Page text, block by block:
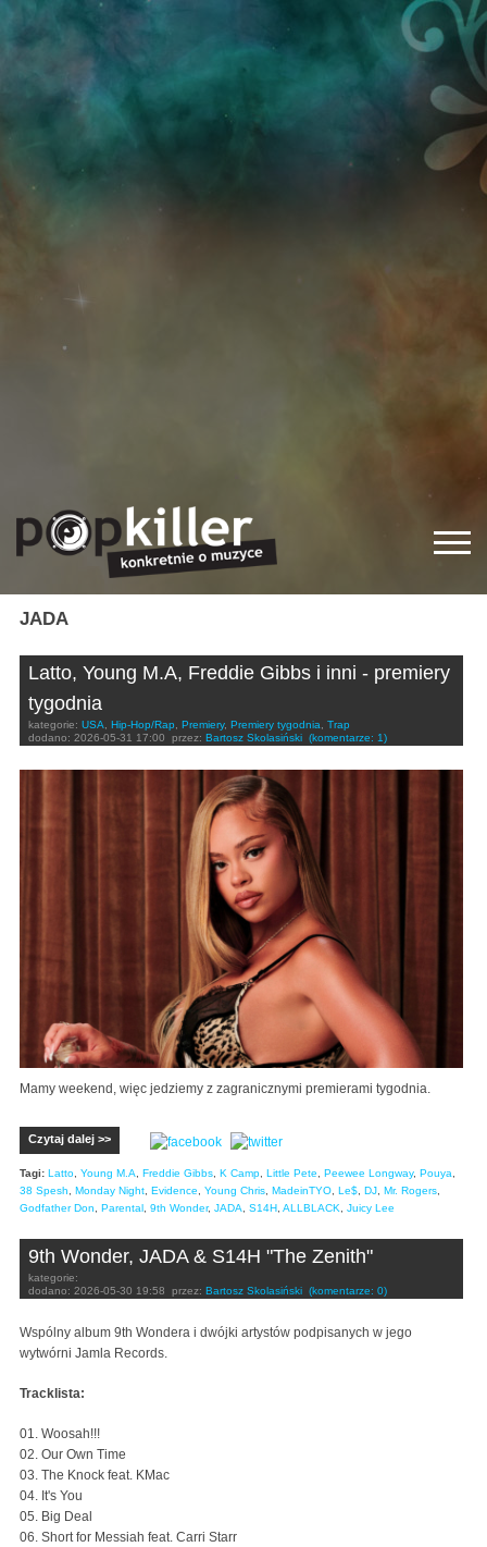
JADA
Latto, Young M.A, Freddie Gibbs i inni - premiery
tygodnia
kategorie: USA, Hip-Hop/Rap, Premiery, Premiery tygodnia, Trap
dodano: 2026-05-31 17:00 przez: Bartosz Skolasiński (komentarze: 1)
Mamy weekend, więc jedziemy z zagranicznymi premierami tygodnia.
Czytaj dalej >>
Tagi: Latto Young M.A Freddie Gibbs K Camp Little Pete Peewee Longway, Pouya
38 Spesh
Monday Night Evidence Young Chris MadeinTYO Le$ DJ Mr. Rogers
Godfather Don
Parental 9th Wonder, JADA S14H ALLBLACK Juicy Lee
9th Wonder, JADA & S14H "The Zenith"
kategorie:
dodano: 2026-05-30 19:58 przez: Bartosz Skolasiński (komentarze: 0)
Wspólny album 9th Wondera i dwójki artystów podpisanych w jego
wytwórni Jamla Records.
Tracklista:
01. Woosah!!!
02. Our Own Time
03. The Knock feat. KMac
04. It's You
05. Big Deal
06. Short for Messiah feat. Carri Starr